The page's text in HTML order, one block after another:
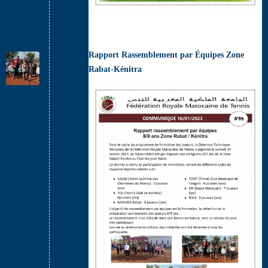
Rapport Rassemblement par Équipes Zone
Rabat-Kénitra